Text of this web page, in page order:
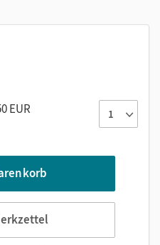
EUR